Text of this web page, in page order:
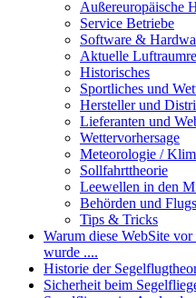
Außereuropäische
Service Betriebe
Software &
Aktuelle
Historisches
Sportliches und
Hersteller und
Lieferanten und
Wettervorhersage
Meteorologie /
Sollfahrttheorie
Leewellen in den
Behörden und
Tips & Tricks
Warum diese WebSite
wurde ....
Historie der
Sicherheit beim